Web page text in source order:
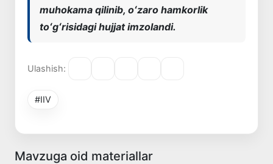
muhokama qilinib, oʻzaro hamkorlik
toʻgʻrisidagi hujjat imzolandi.
Ulashish:
#IIV
Mavzuga oid materiallar